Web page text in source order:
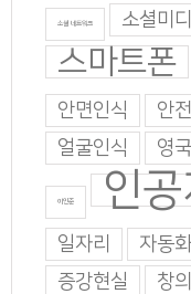
소셜 네트워크 소셜미
스마트폰
안면인식
안전
얼굴인식
영국
이인준 인
일자리 자동화
증강현실
창